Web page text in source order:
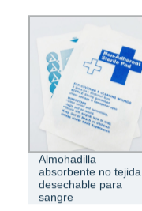
Almohadilla
absorbente no tejida
desechable para
sangre